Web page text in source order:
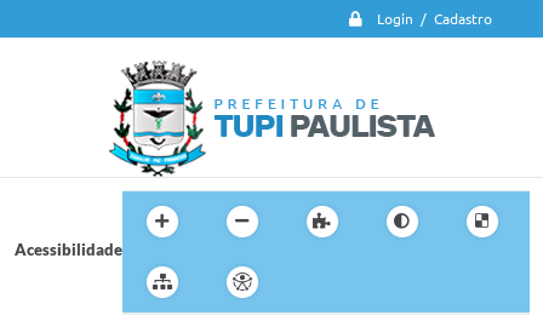
Login / Cadastro
Acessibilidade